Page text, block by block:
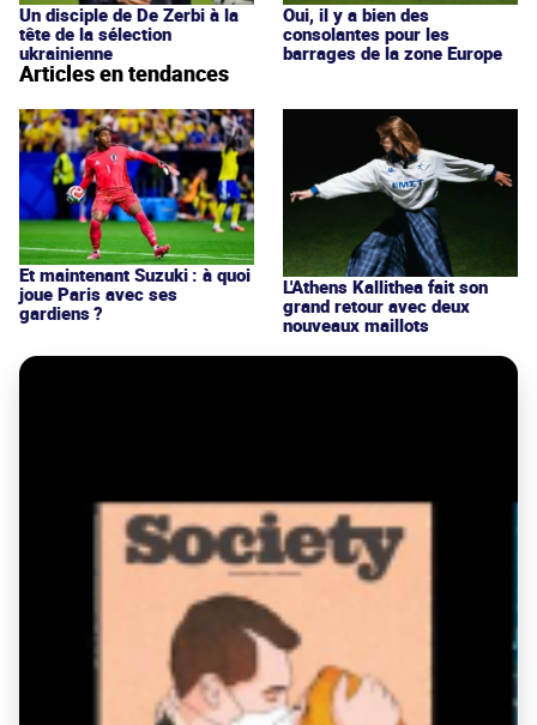
Un disciple de De Zerbi à la
tête de la sélection
ukrainienne
Oui, il y a bien des
consolantes pour les
barrages de la zone Europe
Articles en tendances
Et maintenant Suzuki : à quoi
joue Paris avec ses
gardiens ?
L'Athens Kallithea fait son
grand retour avec deux
nouveaux maillots